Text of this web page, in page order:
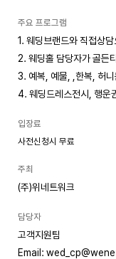
주요 프로그램
1. 웨딩브랜드와 직접상
2. 웨딩홀 담당자가 골든
3. 예복, 예물, ,한복, 허
4. 웨딩드레스전시, 행운
입장료
사전신청시 무료
주최
(주)위네트워크
담당자
고객지원팀
Email: